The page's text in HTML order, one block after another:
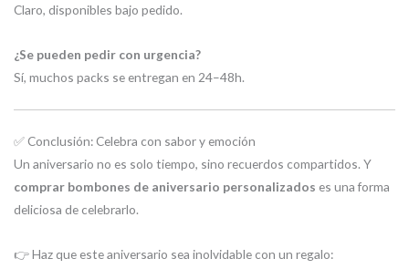
Claro, disponibles bajo pedido.
¿Se pueden pedir con urgencia?
Sí, muchos packs se entregan en 24–48h.
✅ Conclusión: Celebra con sabor y emoción
Un aniversario no es solo tiempo, sino recuerdos compartidos. Y
comprar bombones de aniversario personalizados es una forma
deliciosa de celebrarlo.
👉 Haz que este aniversario sea inolvidable con un regalo: